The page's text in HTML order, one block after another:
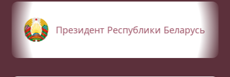
Президент Республики Беларусь